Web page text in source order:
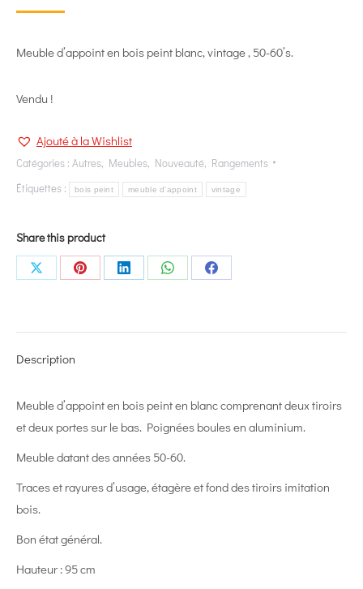
Meuble d’appoint en bois peint blanc, vintage , 50-60’s.
Vendu !
Ajouté à la Wishlist
Catégories : Autres, Meubles, Nouveauté, Rangements
Étiquettes :
bois peint meuble d'appoint vintage
Share this product
Share
Share
Share
Share
Share
Description
Meuble d’appoint en bois peint en blanc comprenant deux tiroirs
et deux portes sur le bas. Poignées boules en aluminium.
Meuble datant des années 50-60.
Traces et rayures d’usage, étagère et fond des tiroirs imitation
bois.
Bon état général.
Hauteur : 95 cm